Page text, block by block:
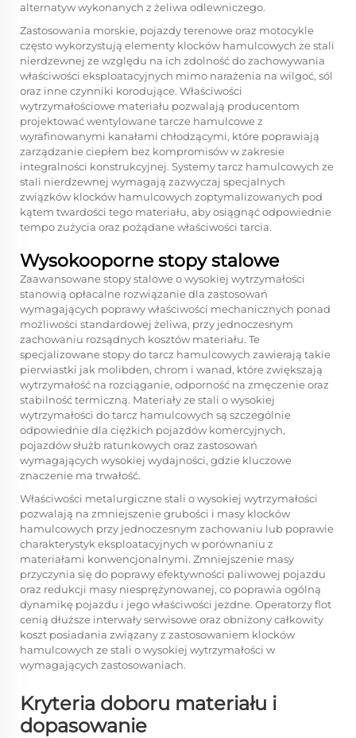
alternatyw wykonanych z żeliwa odlewniczego.
Zastosowania morskie, pojazdy terenowe oraz motocykle
często wykorzystują elementy klocków hamulcowych ze stali
nierdzewnej ze względu na ich zdolność do zachowywania
właściwości eksploatacyjnych mimo narażenia na wilgoć, sól
oraz inne czynniki korodujące. Właściwości
wytrzymałościowe materiału pozwalają producentom
projektować wentylowane tarcze hamulcowe z
wyrafinowanymi kanałami chłodzącymi, które poprawiają
zarządzanie ciepłem bez kompromisów w zakresie
integralności konstrukcyjnej. Systemy tarcz hamulcowych ze
stali nierdzewnej wymagają zazwyczaj specjalnych
związków klocków hamulcowych zoptymalizowanych pod
kątem twardości tego materiału, aby osiągnąć odpowiednie
tempo zużycia oraz pożądane właściwości tarcia.
Wysokooporne stopy stalowe
Zaawansowane stopy stalowe o wysokiej wytrzymałości
stanowią opłacalne rozwiązanie dla zastosowań
wymagających poprawy właściwości mechanicznych ponad
możliwości standardowej żeliwa, przy jednoczesnym
zachowaniu rozsądnych kosztów materiału. Te
specjalizowane stopy do tarcz hamulcowych zawierają takie
pierwiastki jak molibden, chrom i wanad, które zwiększają
wytrzymałość na rozciąganie, odporność na zmęczenie oraz
stabilność termiczną. Materiały ze stali o wysokiej
wytrzymałości do tarcz hamulcowych są szczególnie
odpowiednie dla ciężkich pojazdów komercyjnych,
pojazdów służb ratunkowych oraz zastosowań
wymagających wysokiej wydajności, gdzie kluczowe
znaczenie ma trwałość.
Właściwości metalurgiczne stali o wysokiej wytrzymałości
pozwalają na zmniejszenie grubości i masy klocków
hamulcowych przy jednoczesnym zachowaniu lub poprawie
charakterystyk eksploatacyjnych w porównaniu z
materiałami konwencjonalnymi. Zmniejszenie masy
przyczynia się do poprawy efektywności paliwowej pojazdu
oraz redukcji masy niesprężynowanej, co poprawia ogólną
dynamikę pojazdu i jego właściwości jezdne. Operatorzy flot
cenią dłuższe interwały serwisowe oraz obniżony całkowity
koszt posiadania związany z zastosowaniem klocków
hamulcowych ze stali o wysokiej wytrzymałości w
wymagających zastosowaniach.
Kryteria doboru materiału i
dopasowanie